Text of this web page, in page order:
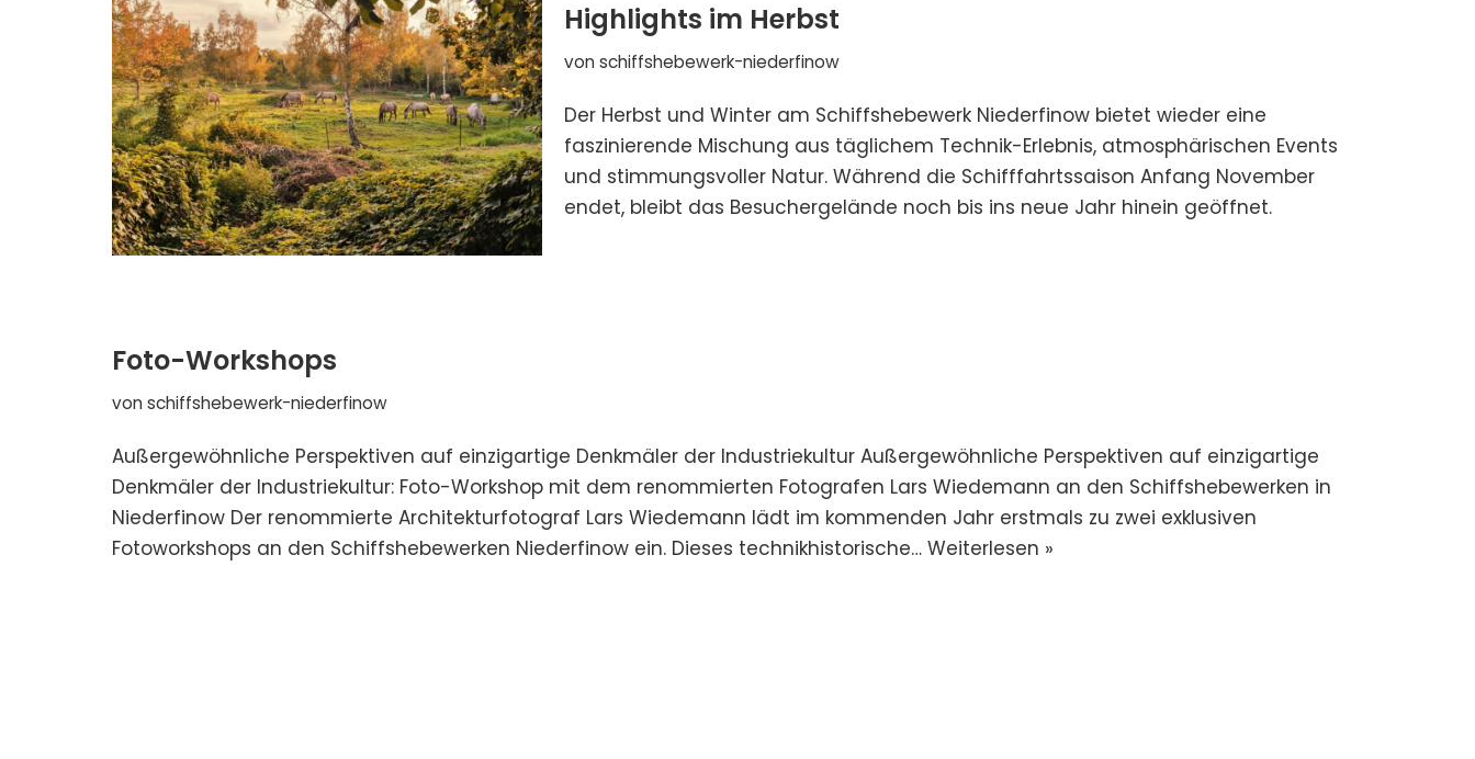
Highlights im Herbst
von schiffshebewerk-niederfinow
Der Herbst und Winter am Schiffshebewerk Niederfinow bietet wieder eine
faszinierende Mischung aus täglichem Technik-Erlebnis, atmosphärischen Events
und stimmungsvoller Natur. Während die Schifffahrtssaison Anfang November
endet, bleibt das Besuchergelände noch bis ins neue Jahr hinein geöffnet.
Foto-Workshops
von schiffshebewerk-niederfinow
Außergewöhnliche Perspektiven auf einzigartige Denkmäler der Industriekultur Außergewöhnliche Perspektiven auf einzigartige
Denkmäler der Industriekultur: Foto-Workshop mit dem renommierten Fotografen Lars Wiedemann an den Schiffshebewerken in
Niederfinow Der renommierte Architekturfotograf Lars Wiedemann lädt im kommenden Jahr erstmals zu zwei exklusiven
Fotoworkshops an den Schiffshebewerken Niederfinow ein. Dieses technikhistorische… Weiterlesen »